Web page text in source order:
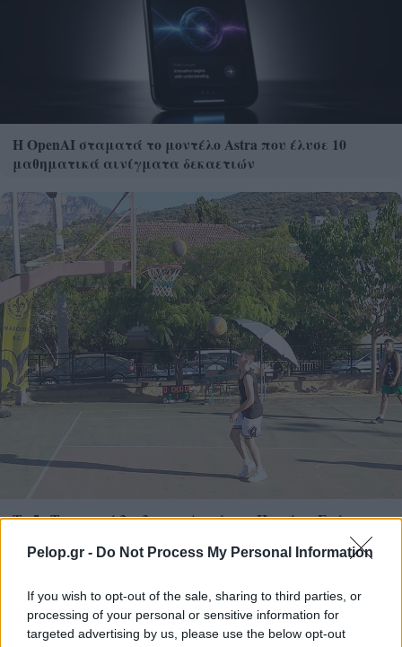
Pelop.gr - Do Not Process My Personal Information
If you wish to opt-out of the sale, sharing to third parties, or
processing of your personal or sensitive information for
targeted advertising by us, please use the below opt-out
Η OpenAI σταματά το μοντέλο Astra που έλυσε 10
μαθηματικά αινίγματα δεκαετιών
Το 5ο Τουρνουά 3on3 στην Ακράτα – Παρών ο Γιώργος